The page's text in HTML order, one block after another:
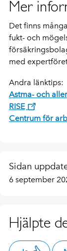
Mer
Det finns
fukt- och
med
Andra länktips:
Astma- och
RISE
Centrum för
Sidan
6 september
Hjälpte